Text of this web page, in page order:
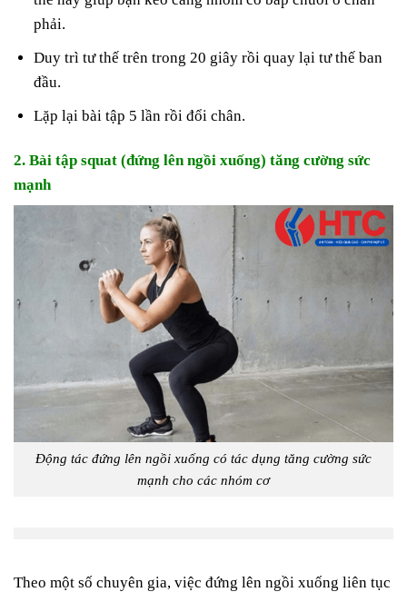
phải.
Duy trì tư thế trên trong 20 giây rồi quay lại tư thế ban
đầu.
Lặp lại bài tập 5 lần rồi đổi chân.
2. Bài tập squat (đứng lên ngồi xuống) tăng cường sức
mạnh
Động tác đứng lên ngồi xuống có tác dụng tăng cường sức
mạnh cho các nhóm cơ
Theo một số chuyên gia, việc đứng lên ngồi xuống liên tục